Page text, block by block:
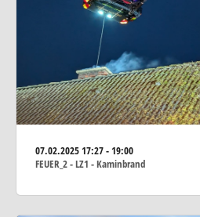
07.02.202517:27 - 19:00
FEUER_2 - LZ1 - Kaminbrand